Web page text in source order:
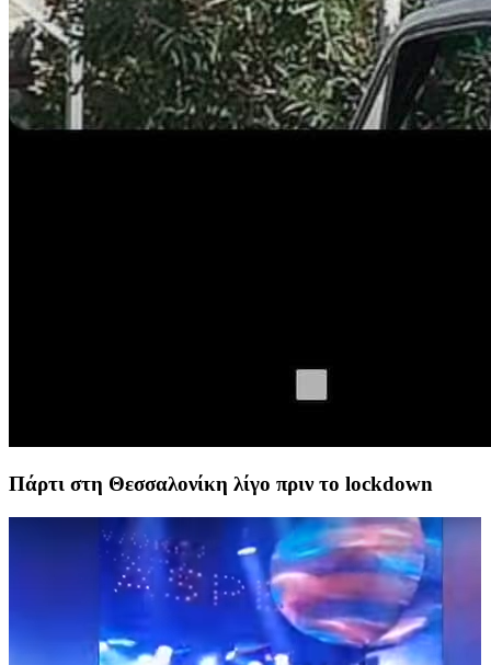
Πάρτι στη Θεσσαλονίκη λίγο πριν το lockdown